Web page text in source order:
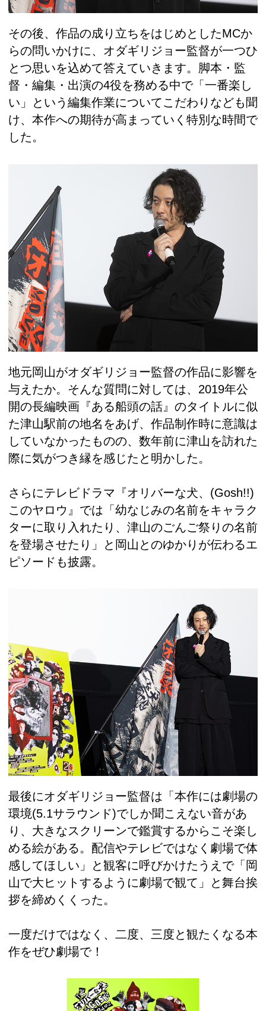
その後、作品の成り立ちをはじめとしたMCか
らの問いかけに、オダギリジョー監督が一つひ
とつ思いを込めて答えていきます。脚本・監
督・編集・出演の4役を務める中で「一番楽し
い」という編集作業についてこだわりなども聞
け、本作への期待が高まっていく特別な時間で
した。
地元岡山がオダギリジョー監督の作品に影響を
与えたか。そんな質問に対しては、2019年公
開の長編映画『ある船頭の話』のタイトルに似
た津山駅前の地名をあげ、作品制作時に意識は
していなかったものの、数年前に津山を訪れた
際に気がつき縁を感じたと明かした。
さらにテレビドラマ『オリバーな犬、(Gosh!!)
このヤロウ』では「幼なじみの名前をキャラク
ターに取り入れたり、津山のごんご祭りの名前
を登場させたり」と岡山とのゆかりが伝わるエ
ピソードも披露。
最後にオダギリジョー監督は「本作には劇場の
環境(5.1サラウンド)でしか聞こえない音があ
り、大きなスクリーンで鑑賞するからこそ楽し
める絵がある。配信やテレビではなく劇場で体
感してほしい」と観客に呼びかけたうえで「岡
山で大ヒットするように劇場で観て」と舞台挨
拶を締めくくった。
一度だけではなく、二度、三度と観たくなる本
作をぜひ劇場で！